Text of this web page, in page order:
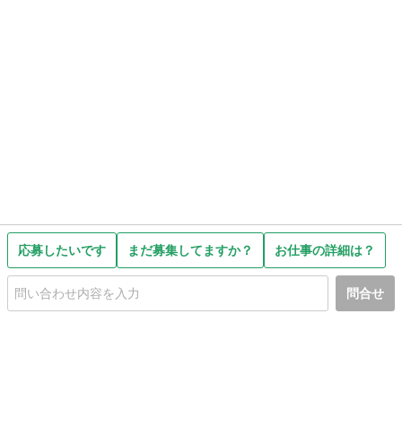
応募したいです まだ募集してますか？ お仕事の詳細は？
問合せ